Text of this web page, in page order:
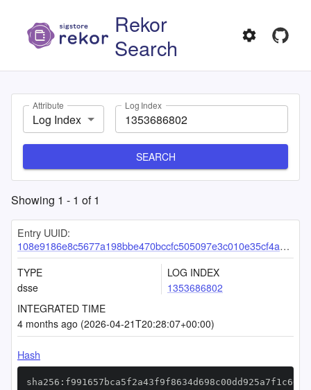
Rekor
Search
Attribute
Log Index
Log Index
SEARCH
Showing 1 - 1 of1
Entry UUID:
108e9186e8c5677a198bbe470bccfc505097e3c010e35cf4ab3cb30874849c32a760c7406f4691cb
TYPE
dsse
LOG INDEX
1353686802
INTEGRATED TIME
4 months ago (2026-04-21T20:28:07+00:00)
Hash